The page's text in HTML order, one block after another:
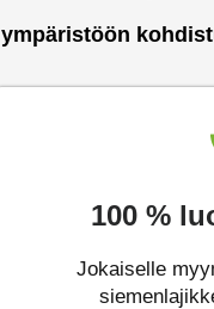
ympäristöön
100 %
Jokaiselle